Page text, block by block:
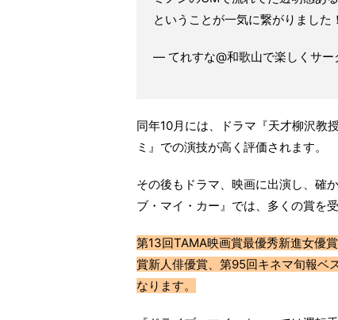
ということが一気に繋がりました
— てれすな@和歌山で楽しくサ
同年10月には、ドラマ『天才柳沢教
ミ』での演技が高く評価されます。
その後もドラマ、映画に出演し、確
ブ・マイ・カー』では、多くの賞を受
第13回TAMA映画賞最優秀新進女優
賞新人俳優賞、第95回キネマ旬報ベ
なります。